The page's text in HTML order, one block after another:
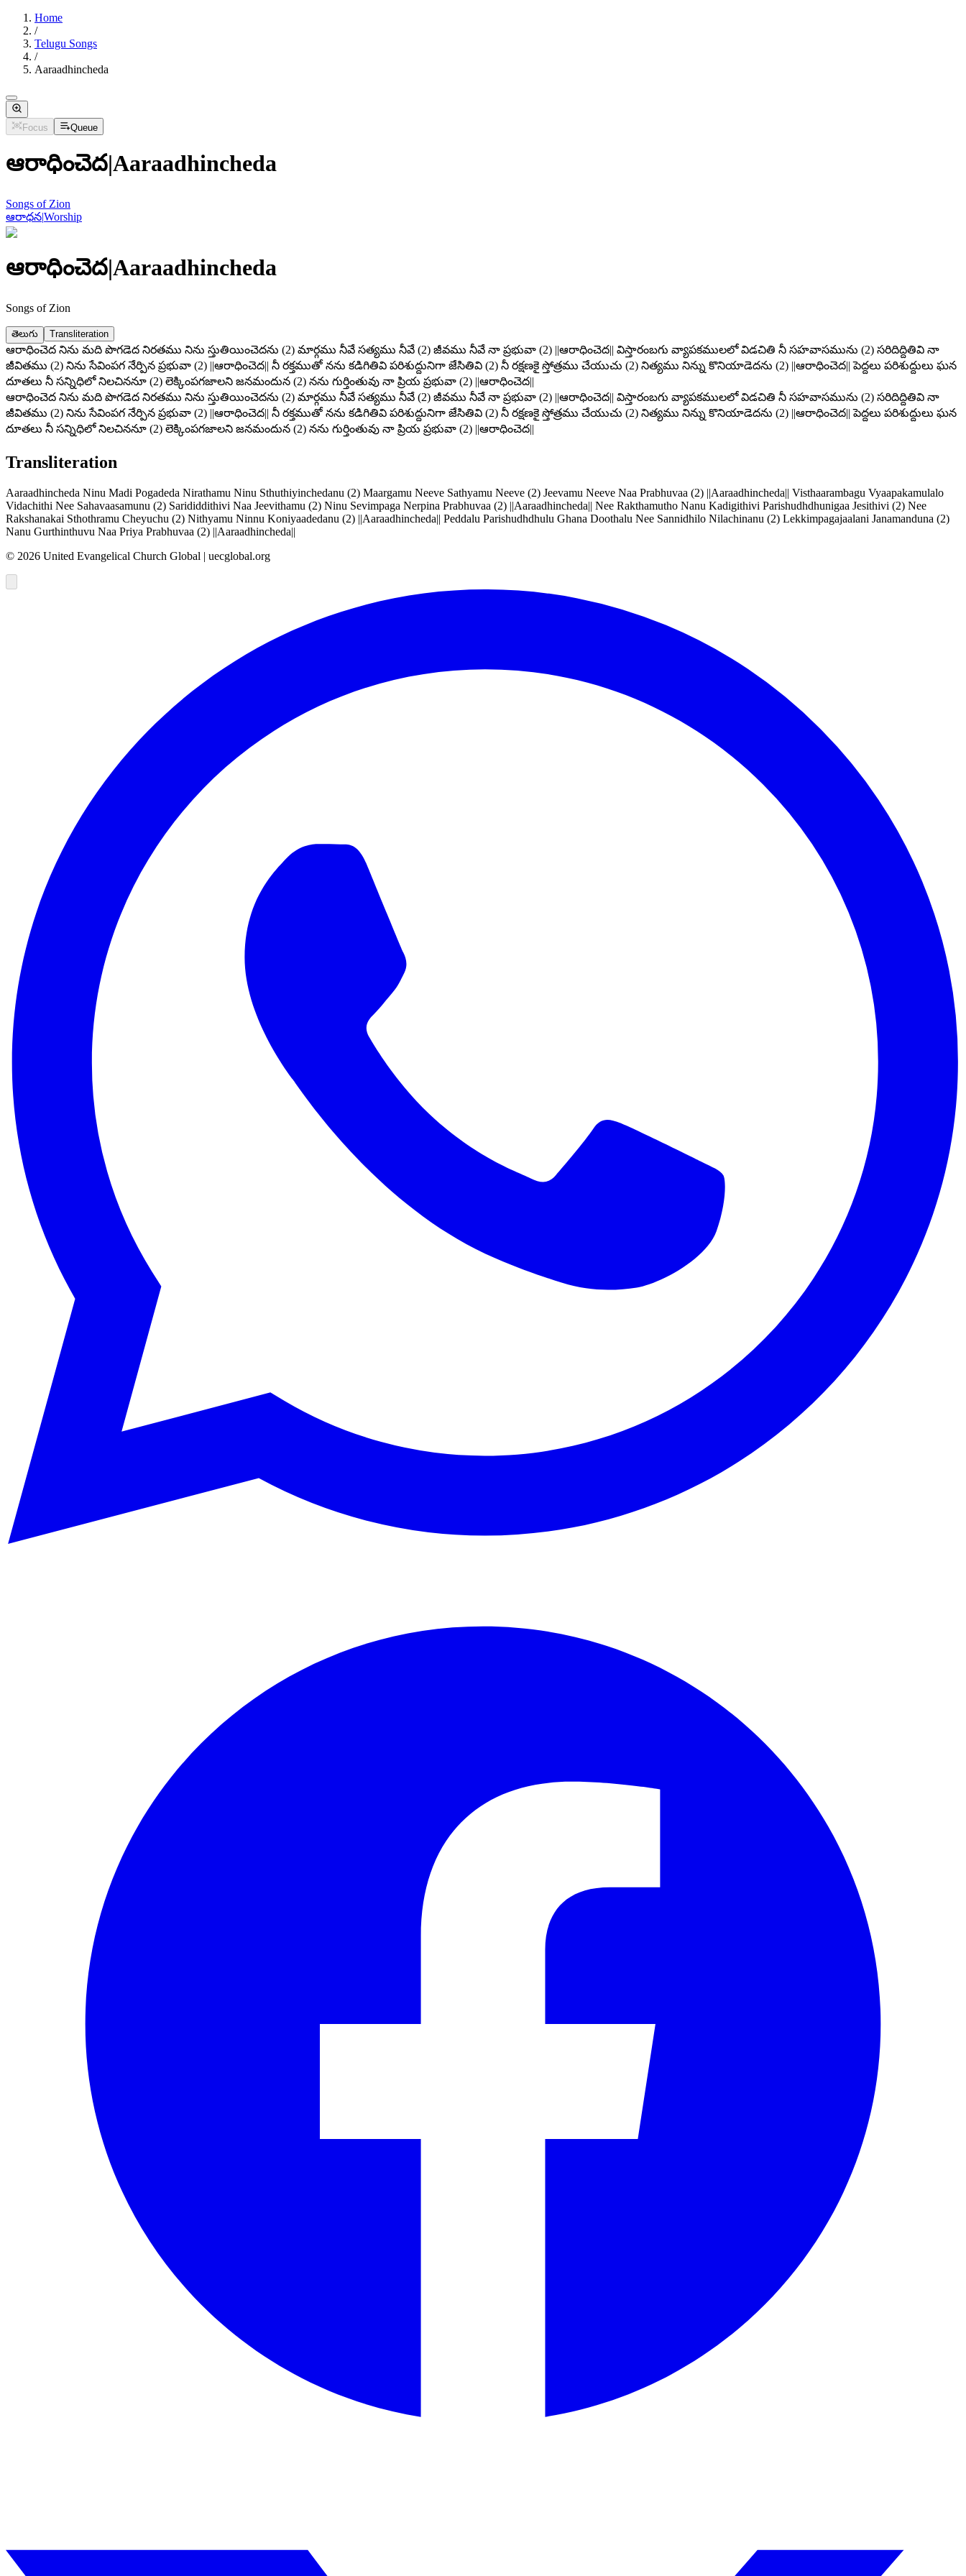
Home
/
Telugu Songs
/
Aaraadhincheda
Focus Queue
ఆరాధించెద|Aaraadhincheda
Songs of Zion
ఆరాధన|Worship
ఆరాధించెద|Aaraadhincheda
Songs of Zion
తెలుగు Transliteration
ఆరాధించెద నిను మది పొగడెద నిరతము నిను స్తుతియించెదను (2) మార్గము నీవే సత్యము నీవే (2) జీవము నీవే నా ప్రభువా (2) ||ఆరాధించెద|| విస్తారంబగు వ్యాపకములలో విడచితి నీ సహవాసమును (2) సరిదిద్దితివి నా
జీవితము (2) నిను సేవింపగ నేర్పిన ప్రభువా (2) ||ఆరాధించెద|| నీ రక్తముతో నను కడిగితివి పరిశుద్దునిగా జేసితివి (2) నీ రక్షణకై స్తోత్రము చేయుచు (2) నిత్యము నిన్ను కొనియాడెదను (2) ||ఆరాధించెద|| పెద్దలు పరిశుద్దులు ఘన
దూతలు నీ సన్నిధిలో నిలచిననూ (2) లెక్కింపగజాలని జనమందున (2) నను గుర్తింతువు నా ప్రియ ప్రభువా (2) ||ఆరాధించెద||
ఆరాధించెద నిను మది పొగడెద నిరతము నిను స్తుతియించెదను (2) మార్గము నీవే సత్యము నీవే (2) జీవము నీవే నా ప్రభువా (2) ||ఆరాధించెద|| విస్తారంబగు వ్యాపకములలో విడచితి నీ సహవాసమును (2) సరిదిద్దితివి నా
జీవితము (2) నిను సేవింపగ నేర్పిన ప్రభువా (2) ||ఆరాధించెద|| నీ రక్తముతో నను కడిగితివి పరిశుద్దునిగా జేసితివి (2) నీ రక్షణకై స్తోత్రము చేయుచు (2) నిత్యము నిన్ను కొనియాడెదను (2) ||ఆరాధించెద|| పెద్దలు పరిశుద్దులు ఘన
దూతలు నీ సన్నిధిలో నిలచిననూ (2) లెక్కింపగజాలని జనమందున (2) నను గుర్తింతువు నా ప్రియ ప్రభువా (2) ||ఆరాధించెద||
Transliteration
Aaraadhincheda Ninu Madi Pogadeda Nirathamu Ninu Sthuthiyinchedanu (2) Maargamu Neeve Sathyamu Neeve (2) Jeevamu Neeve Naa Prabhuvaa (2) ||Aaraadhincheda|| Visthaarambagu Vyaapakamulalo
Vidachithi Nee Sahavaasamunu (2) Sarididdithivi Naa Jeevithamu (2) Ninu Sevimpaga Nerpina Prabhuvaa (2) ||Aaraadhincheda|| Nee Rakthamutho Nanu Kadigithivi Parishudhdhunigaa Jesithivi (2) Nee
Rakshanakai Sthothramu Cheyuchu (2) Nithyamu Ninnu Koniyaadedanu (2) ||Aaraadhincheda|| Peddalu Parishudhdhulu Ghana Doothalu Nee Sannidhilo Nilachinanu (2) Lekkimpagajaalani Janamanduna (2)
Nanu Gurthinthuvu Naa Priya Prabhuvaa (2) ||Aaraadhincheda||
© 2026 United Evangelical Church Global | uecglobal.org